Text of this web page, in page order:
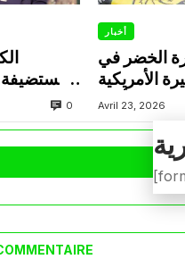
0
أخبار
الخضر في
الأمريكية
أمام
تحديات معقدة
Avril 23, 2026